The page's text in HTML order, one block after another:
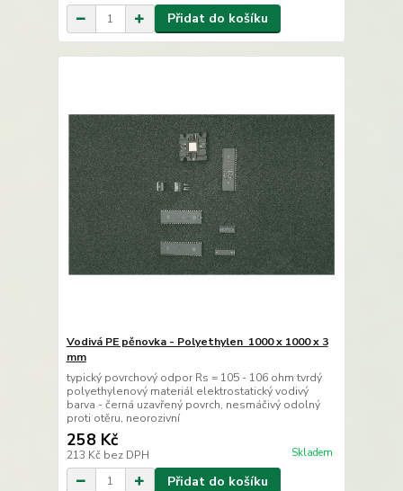
Přidat do košíku
Vodivá PE pěnovka - Polyethylen 1000 x 1000 x 3
mm
typický povrchový odpor Rs = 105 - 106 ohm tvrdý
polyethylenový materiál elektrostatický vodivý
barva - černá uzavřený povrch, nesmáčivý odolný
proti otěru, neorozivní
258 Kč
213 Kč bez DPH Skladem
Přidat do košíku